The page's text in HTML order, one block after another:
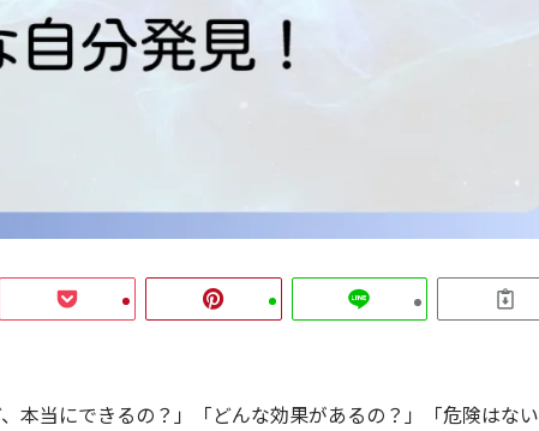
本当にできるの？」「どんな効果があるの？」「危険はない